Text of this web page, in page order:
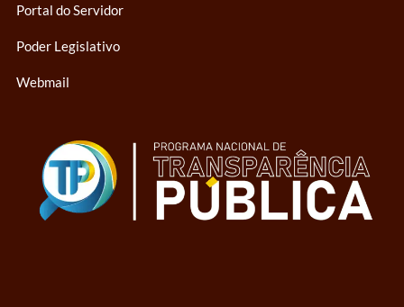
Portal do Servidor
Poder Legislativo
Webmail